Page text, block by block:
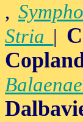
,
Stria |
Balaenae